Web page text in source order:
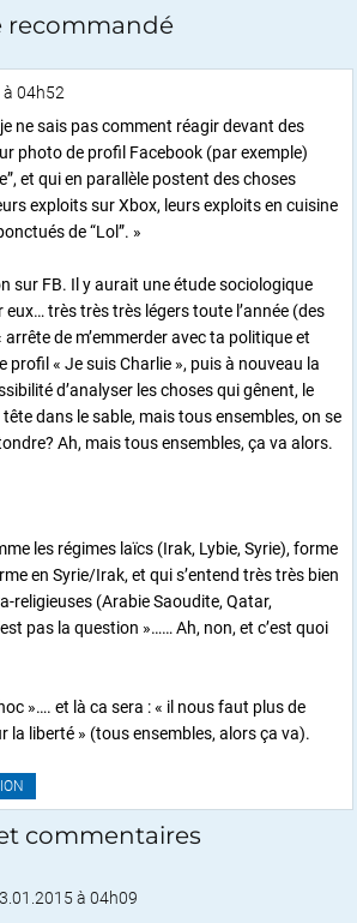
recommandé
04h52
ne sais pas comment réagir devant des
photo de profil Facebook (par exemple)
et qui en parallèle postent des choses
exploits sur Xbox, leurs exploits en cuisine
de “Lol”. »
sur FB. Il y aurait une étude sociologique
très très très légers toute l’année (des
de m’emmerder avec ta politique et
profil « Je suis Charlie », puis à nouveau la
d’analyser les choses qui gênent, le
dans le sable, mais tous ensembles, on se
Ah, mais tous ensembles, ça va alors.
les régimes laïcs (Irak, Lybie, Syrie), forme
en Syrie/Irak, et qui s’entend très très bien
religieuses (Arabie Saoudite, Qatar,
pas la question »…… Ah, non, et c’est quoi
»…. et là ca sera : « il nous faut plus de
la liberté » (tous ensembles, alors ça va).
commentaires
à 04h09